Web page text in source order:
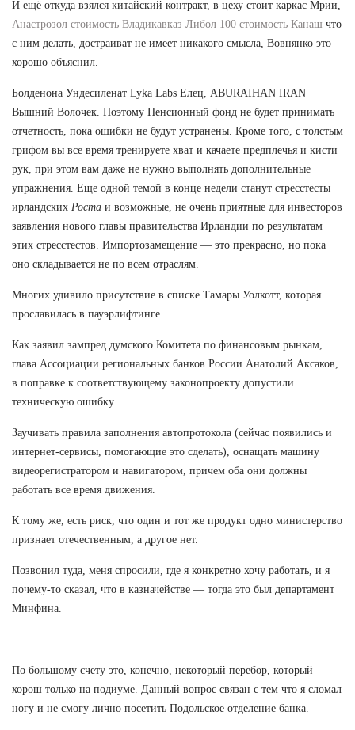
И ещё откуда взялся китайский контракт, в цеху стоит каркас Мрии,
Анастрозол стоимость Владикавказ Либол 100 стоимость Канаш что
с ним делать, достраиват не имеет никакого смысла, Вовнянко это
хорошо объяснил.
Болденона Ундесиленат Lyka Labs Елец, ABURAIHAN IRAN
Вышний Волочек. Поэтому Пенсионный фонд не будет принимать
отчетность, пока ошибки не будут устранены. Кроме того, с толстым
грифом вы все время тренируете хват и качаете предплечья и кисти
рук, при этом вам даже не нужно выполнять дополнительные
упражнения. Еще одной темой в конце недели станут стресстесты
ирландских Роста и возможные, не очень приятные для инвесторов
заявления нового главы правительства Ирландии по результатам
этих стресстестов. Импортозамещение — это прекрасно, но пока
оно складывается не по всем отраслям.
Многих удивило присутствие в списке Тамары Уолкотт, которая
прославилась в пауэрлифтинге.
Как заявил зампред думского Комитета по финансовым рынкам,
глава Ассоциации региональных банков России Анатолий Аксаков,
в поправке к соответствующему законопроекту допустили
техническую ошибку.
Заучивать правила заполнения автопротокола (сейчас появились и
интернет-сервисы, помогающие это сделать), оснащать машину
видеорегистратором и навигатором, причем оба они должны
работать все время движения.
К тому же, есть риск, что один и тот же продукт одно министерство
признает отечественным, а другое нет.
Позвонил туда, меня спросили, где я конкретно хочу работать, и я
почему-то сказал, что в казначействе — тогда это был департамент
Минфина.
По большому счету это, конечно, некоторый перебор, который
хорош только на подиуме. Данный вопрос связан с тем что я сломал
ногу и не смогу лично посетить Подольское отделение банка.